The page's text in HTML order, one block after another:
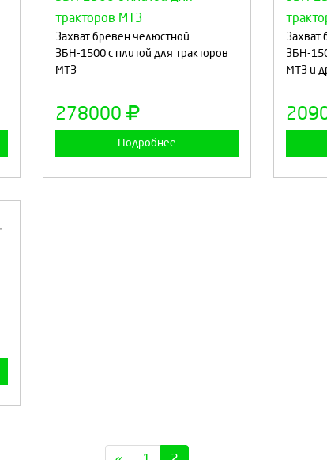
Захват бревен челюстной
ЗБН-1500 с плитой для тракторов
МТЗ
278000
Подробнее
Выберите количество:
Захват
ЗБН-
МТЗ и